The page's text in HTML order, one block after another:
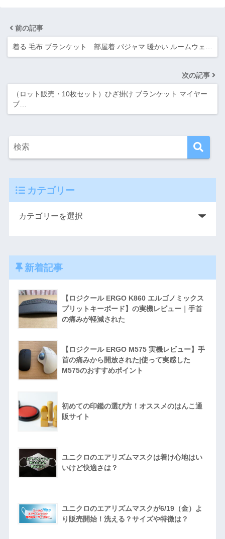
前の記事
着る 毛布 ブランケット 部屋着 パジャマ 暖かい ルームウェ…
次の記事
（ロット販売・10枚セット）ひざ掛け ブランケット マイヤー
ブ…
カテゴリー
新着記事
【ロジクール ERGO K860 エルゴノミックス
プリットキーボード】の実機レビュー｜手首
の痛みが軽減された
【ロジクール ERGO M575 実機レビュー】手
首の痛みから開放された|使って実感した
M575のおすすめポイント
初めての印鑑の選び方！オススメのはんこ通
販サイト
ユニクロのエアリズムマスクは着け心地はい
いけど快適さは？
ユニクロのエアリズムマスクが6/19（金）よ
り販売開始！洗える？サイズや特徴は？